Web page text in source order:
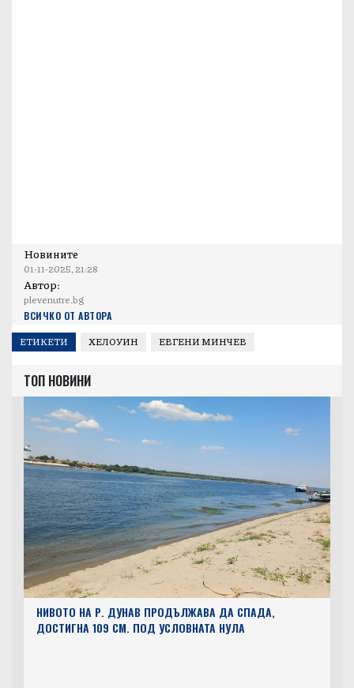
Новините
01-11-2025, 21:28
Автор:
plevenutre.bg
ВСИЧКО ОТ АВТОРА
ЕТИКЕТИ ХЕЛОУИН ЕВГЕНИ МИНЧЕВ
ТОП НОВИНИ
НИВОТО НА Р. ДУНАВ ПРОДЪЛЖАВА ДА СПАДА,
ДОСТИГНА 109 СМ. ПОД УСЛОВНАТА НУЛА